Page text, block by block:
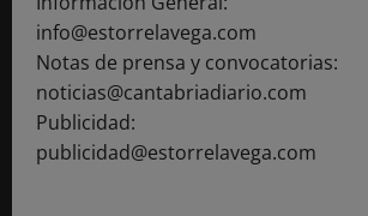
protestas
contra
la
amnistía
info@estorrelavega.com
Notas de prensa y convocatorias:
noticias@cantabriadiario.com
Publicidad:
publicidad@estorrelavega.com